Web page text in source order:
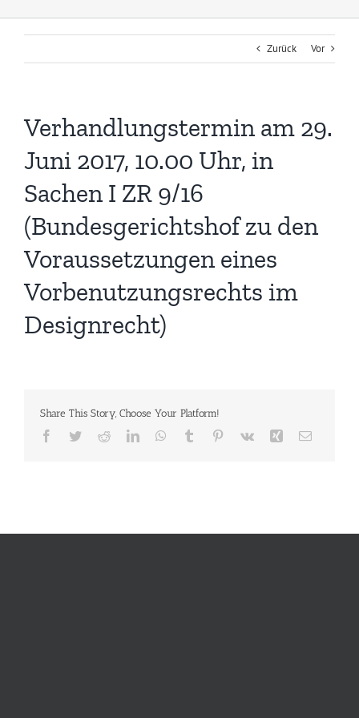
Zurück Vor
Verhandlungstermin am 29.
Juni 2017, 10.00 Uhr, in
Sachen I ZR 9/16
(Bundesgerichtshof zu den
Voraussetzungen eines
Vorbenutzungsrechts im
Designrecht)
Share This Story, Choose Your Platform!
Facebook
TwitterRedditLinkedInWhatsApp
Tumblr Pinterest
Vk Xing E-